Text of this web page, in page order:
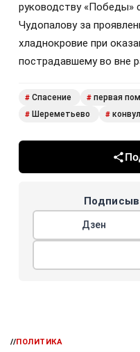
руководству «Победы»
Чудопалову за
хладнокровие при
пострадавшему во вне
# Спасение # первая
# Шереметьево #
Дзен
//ПОЛИТИКА